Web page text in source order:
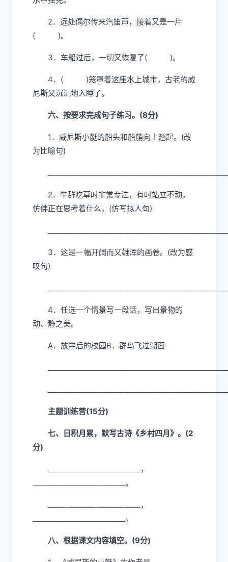
五、选词填空。(2分)
沉寂 静寂 寂静 平静
1．水面上渐渐( )，只见月亮的影子在
水中摇晃。
2．远处偶尔传来汽笛声，接着又是一片
( )。
3．车船过后，一切又恢复了( )。
4．( )笼罩着这座水上城市，古老的威
六、按要求完成句子练习。(8分)
1．威尼斯小艇的船头和船艄向上翘起。(改
2．牛群吃草时非常专注，有时站立不动，
3．这是一幅开阔而又雄浑的画卷。(改为感
叹句)
主题训练营(15分)
七、日积月累，默写古诗《乡村四月》。(2
分)
__________________________，
__________________________。